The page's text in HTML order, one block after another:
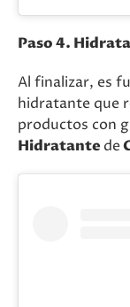
Paso 4.
Al finalizar, es
hidratante que
productos con
Hidratante de